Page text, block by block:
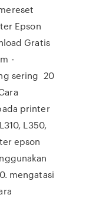
Epson
Gratis
-
sering 20
printer
L350,
epson
mengatasi